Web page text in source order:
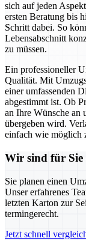
sich auf jeden
ersten Beratung bis
Schritt dabei. So
Lebensabschnitt
zu müssen.
Ein professioneller
Qualität. Mit
einer umfassenden
abgestimmt ist. Ob
an Ihre Wünsche an
übergeben wird.
einfach wie möglich
Wir sind für Sie
Sie planen einen
Unser erfahrenes
letzten Karton zur
termingerecht.
Jetzt schnell